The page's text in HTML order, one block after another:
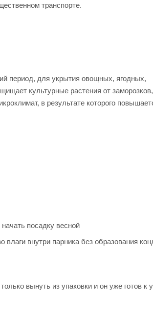
транспорте.
период, для укрытия овощных, ягодных,
культурные растения от
в результате которого
посадку весной
внутри парника без образования
вынуть из упаковки и он уже готов к